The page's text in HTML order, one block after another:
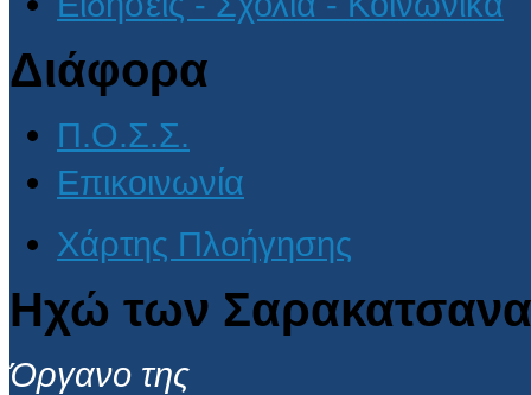
Διάφορα
Π.Ο.Σ.Σ.
Επικοινωνία
Χάρτης Πλοήγησης
Ηχώ των
Όργανο της